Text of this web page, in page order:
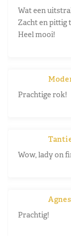
Wat een
Zacht en pittig
Heel mooi!
Prachtige rok!
Wow, lady on
Prachtig!